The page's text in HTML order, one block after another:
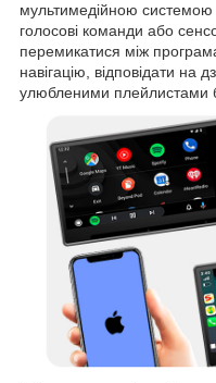
мультимедійною системою
голосові команди або
перемикатися між
навігацію, відповідати на
улюбленими плейлистами